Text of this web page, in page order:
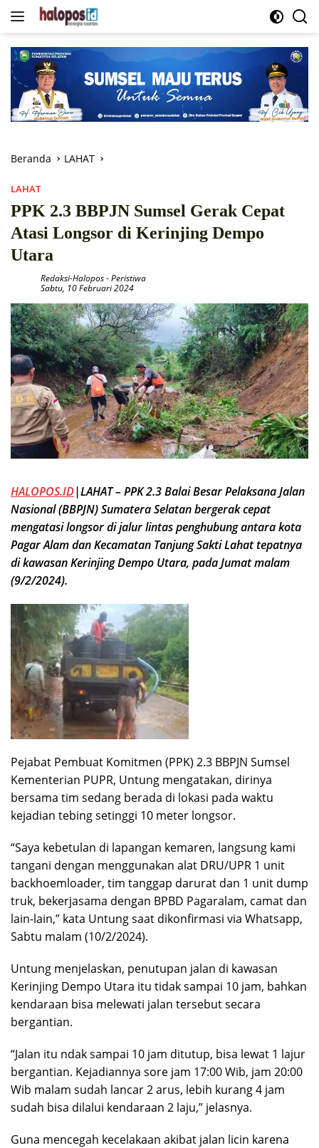
Langsung
Beranda LAHAT
LAHAT
PPK 2.3 BBPJN Sumsel Gerak Cepat
Atasi Longsor di Kerinjing Dempo
Utara
Redaksi-Halopos-Peristiwa
Sabtu, 10 Februari 2024
HALOPOS.ID|LAHAT – PPK 2.3 Balai Besar Pelaksana Jalan
Nasional (BBPJN) Sumatera Selatan bergerak cepat
mengatasi longsor di jalur lintas penghubung antara kota
Pagar Alam dan Kecamatan Tanjung Sakti Lahat tepatnya
di kawasan Kerinjing Dempo Utara, pada Jumat malam
(9/2/2024).
Pejabat Pembuat Komitmen (PPK) 2.3 BBPJN Sumsel
Kementerian PUPR, Untung mengatakan, dirinya
bersama tim sedang berada di lokasi pada waktu
kejadian tebing setinggi 10 meter longsor.
“Saya kebetulan di lapangan kemaren, langsung kami
tangani dengan menggunakan alat DRU/UPR 1 unit
backhoemloader, tim tanggap darurat dan 1 unit dump
truk, bekerjasama dengan BPBD Pagaralam, camat dan
lain-lain,” kata Untung saat dikonfirmasi via Whatsapp,
Sabtu malam (10/2/2024).
Untung menjelaskan, penutupan jalan di kawasan
Kerinjing Dempo Utara itu tidak sampai 10 jam, bahkan
kendaraan bisa melewati jalan tersebut secara
bergantian.
“Jalan itu ndak sampai 10 jam ditutup, bisa lewat 1 lajur
bergantian. Kejadiannya sore jam 17:00 Wib, jam 20:00
Wib malam sudah lancar 2 arus, lebih kurang 4 jam
sudah bisa dilalui kendaraan 2 laju,” jelasnya.
Guna mencegah kecelakaan akibat jalan licin karena